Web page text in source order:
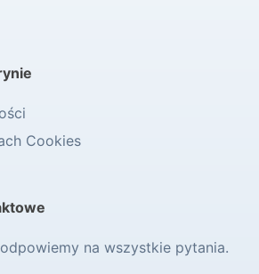
Cookies
na wszystkie pytania.